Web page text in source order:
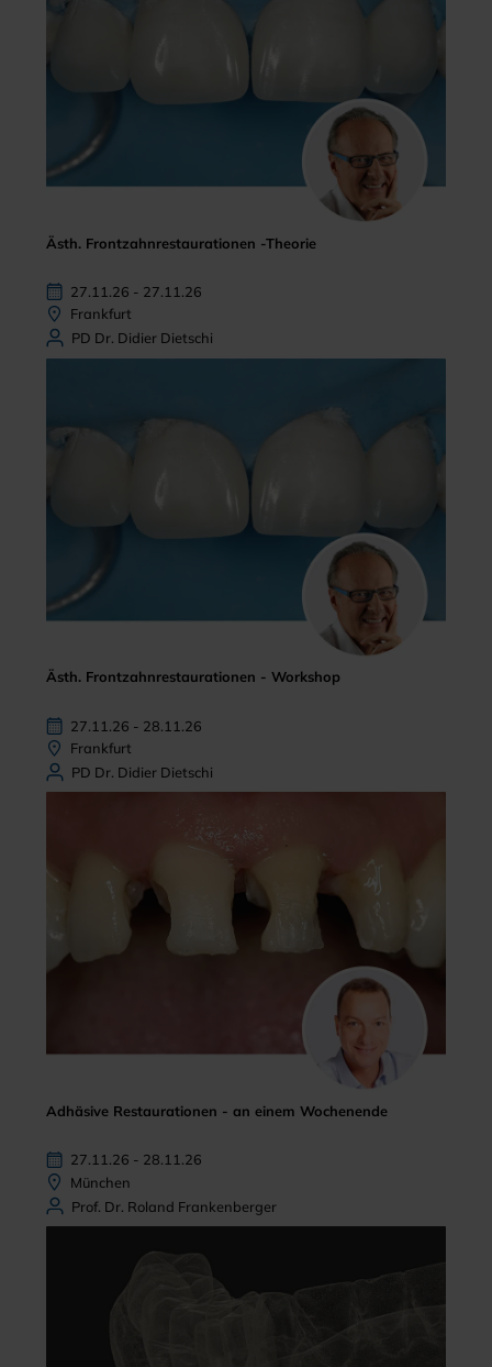
Ästh. Frontzahnrestaurationen -Theorie
27.11.26 - 27.11.26
Frankfurt
PD Dr. Didier Dietschi
Ästh. Frontzahnrestaurationen - Workshop
27.11.26 - 28.11.26
Frankfurt
PD Dr. Didier Dietschi
Adhäsive Restaurationen - an einem Wochenende
27.11.26 - 28.11.26
München
Prof. Dr. Roland Frankenberger